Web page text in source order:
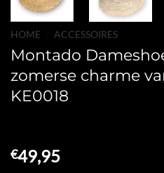
HOME ACCESSOIRES
Montado
zomerse charme
KE0018
€49,95